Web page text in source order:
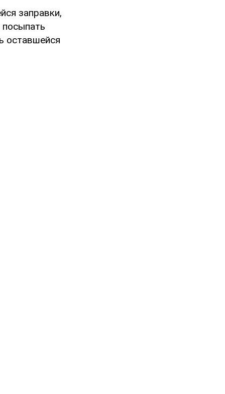
заправки,
оставшейся